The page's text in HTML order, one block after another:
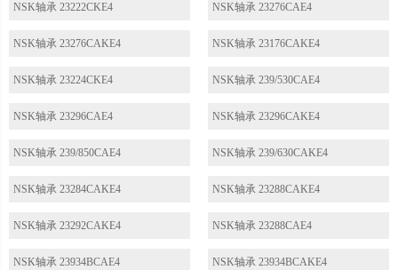
NSK轴承 23222CKE4 NSK轴承 23276CAE4
NSK轴承 23276CAKE4 NSK轴承 23176CAKE4
NSK轴承 23224CKE4 NSK轴承 239/530CAE4
NSK轴承 23296CAE4 NSK轴承 23296CAKE4
NSK轴承 239/850CAE4 NSK轴承 239/630CAKE4
NSK轴承 23284CAKE4 NSK轴承 23288CAKE4
NSK轴承 23292CAKE4 NSK轴承 23288CAE4
NSK轴承 23934BCAE4 NSK轴承 23934BCAKE4